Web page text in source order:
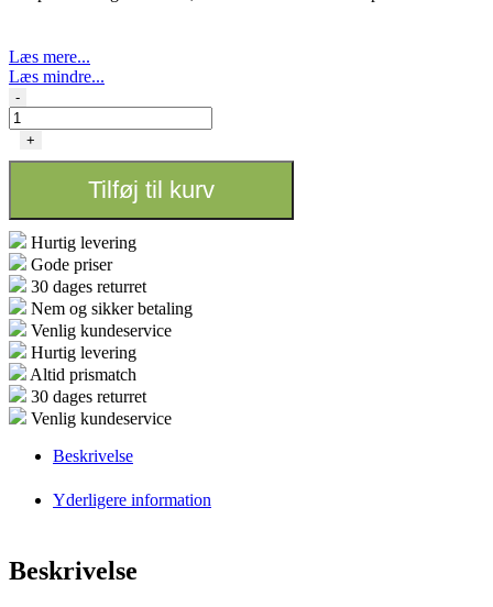
Læs mere...
Læs mindre...
CULTILITE
MH
antal
-
+
Tilføj til kurv
Hurtig levering
Gode priser
30 dages returret
Nem og sikker betaling
Venlig kundeservice
Hurtig levering
Altid prismatch
30 dages returret
Venlig kundeservice
Beskrivelse
Yderligere information
Beskrivelse